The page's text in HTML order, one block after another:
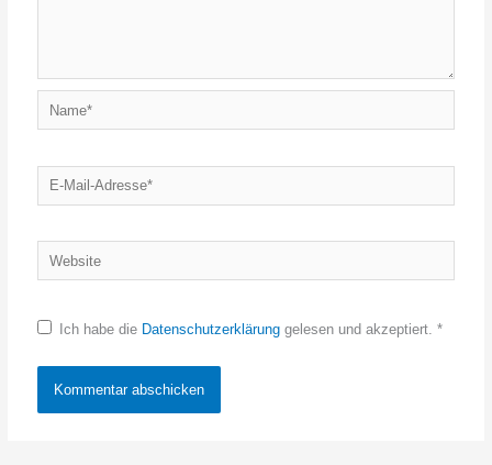
Name*
E-
Mail-
Website
Ich habe die Datenschutzerklärunggelesen und akzeptiert. *